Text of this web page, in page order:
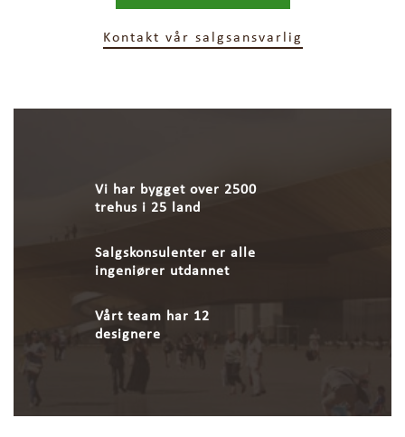
Kontakt vår salgsansvarlig
Vi har bygget over 2500
trehus i 25 land
Salgskonsulenter er alle
ingeniører utdannet
Vårt team har 12
designere